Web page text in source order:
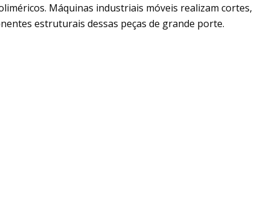
Máquinas industriais móveis realizam cortes,
estruturais dessas peças de grande porte.